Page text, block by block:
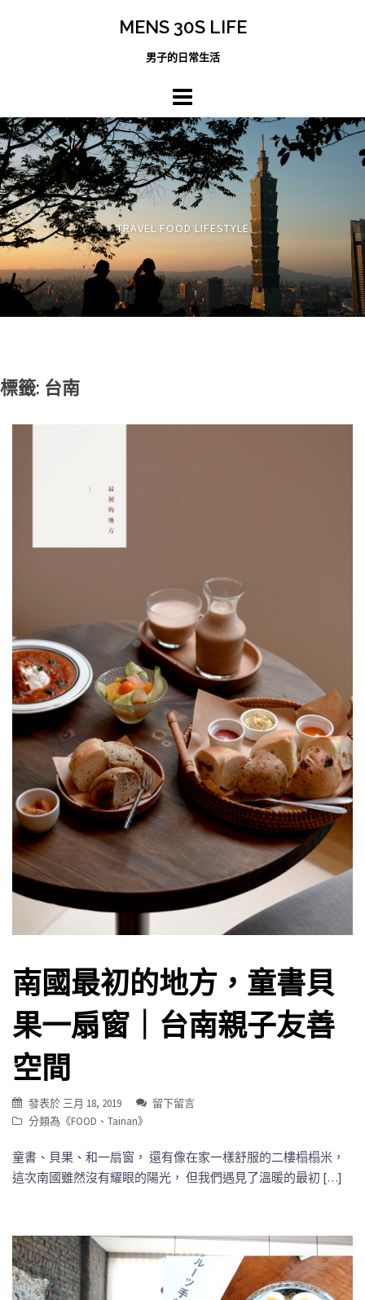
MENS 30S LIFE
男子的日常生活
TRAVEL FOOD LIFESTYLE
標籤: 台南
南國最初的地方，童書貝
果一扇窗｜台南親子友善
空間
發表於 三月 18, 2019
留下留言
分類為《FOOD 、 Tainan》
童書、貝果、和一扇窗， 還有像在家一樣舒服的二樓榻榻米，
這次南國雖然沒有耀眼的陽光， 但我們遇見了溫暖的最初 […]